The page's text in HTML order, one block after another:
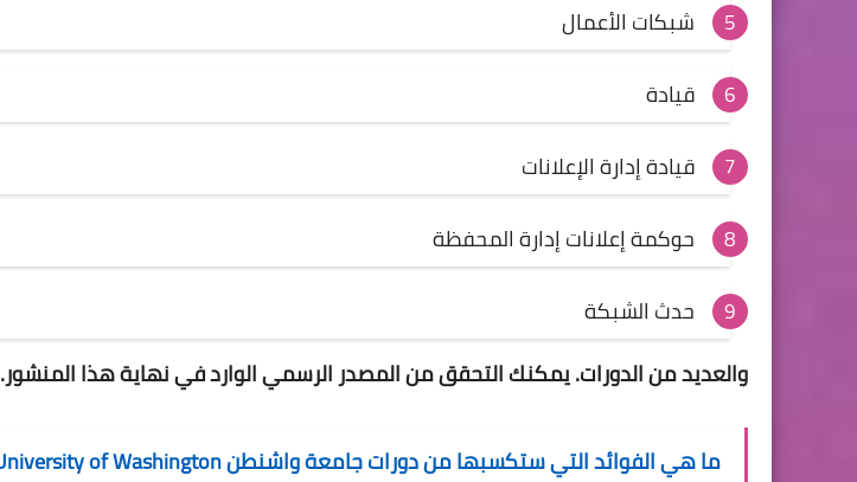
شبكات الأعمال
قيادة
قيادة إدارة الإعلانات
حوكمة إعلانات إدارة المحفظة
حدث الشبكة
والعديد من الدورات.يمكنك التحقق من المصدر الرسمي الوارد في نهاية هذا المنشور.
ما هي الفوائد التي ستكسبها مندوراتجامعة واشنطن University of Washington الأمريكية